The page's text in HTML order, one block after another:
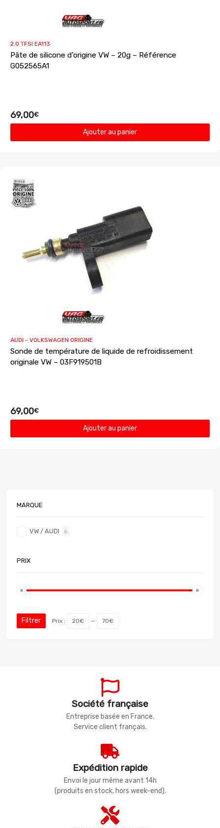
2.0 TFSI EA113
Pâte de silicone d’origine VW – 20g – Référence
G052565A1
69,00€
Ajouter au panier
AUDI - VOLKSWAGEN ORIGINE
Sonde de température de liquide de refroidissement
originale VW – 03F919501B
69,00€
Ajouter au panier
MARQUE
VW / AUDI 6
PRIX
Filtrer Prix : 20€ — 70€
Société française
Entreprise basée en France.
Service client français.
Expédition rapide
Envoi le jour même avant 14h
(produits en stock, hors week-end).